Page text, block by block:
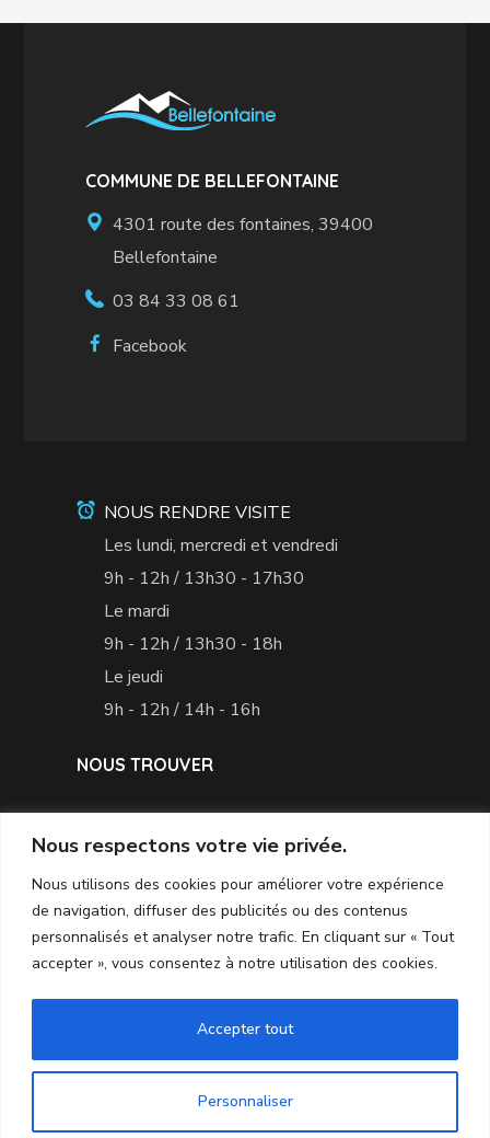
Nous respectons votre vie privée.
Nous utilisons des cookies pour améliorer votre expérience
de navigation, diffuser des publicités ou des contenus
personnalisés et analyser notre trafic. En cliquant sur « Tout
accepter », vous consentez à notre utilisation des cookies.
Personnaliser
Accepter tout
COMMUNE DE BELLEFONTAINE
4301 route des fontaines, 39400
Bellefontaine
03 84 33 08 61
Facebook
NOUS RENDRE VISITE
Les lundi, mercredi et vendredi
9h - 12h / 13h30 - 17h30
Le mardi
9h - 12h / 13h30 - 18h
Le jeudi
9h - 12h / 14h - 16h
NOUS TROUVER